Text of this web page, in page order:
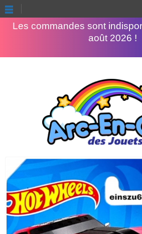
Les commandes sont
août 2026 !